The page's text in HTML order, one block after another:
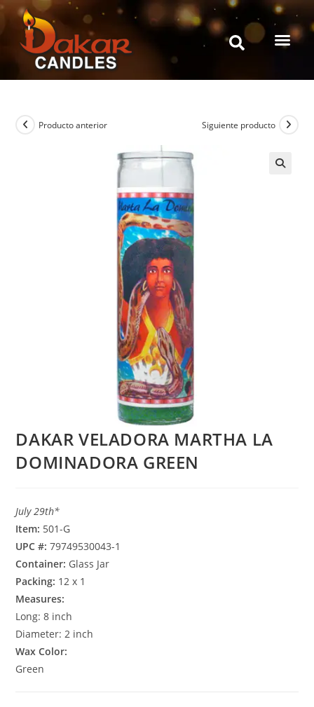
Producto anterior Siguiente producto
DAKAR VELADORA MARTHA LA
DOMINADORA GREEN
July 29th*
Item: 501-G
UPC #:79749530043-1
Container: Glass Jar
Packing: 12 x 1
Measures:
Long: 8 inch
Diameter: 2 inch
Wax Color:
Green